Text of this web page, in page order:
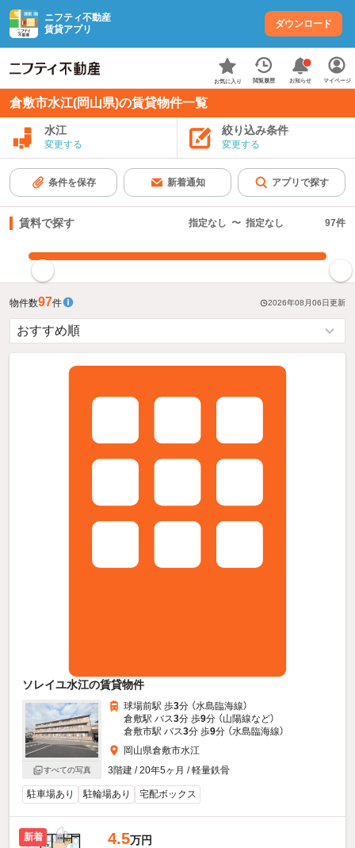
ニフティ不動産
賃貸アプリ
ダウンロード
お気に入り 閲覧履歴 お知らせ マイページ
倉敷市水江(岡山県)の賃貸物件一覧
水江
変更する
絞り込み条件
変更する
条件を保存 新着通知 アプリで探す
賃料で探す 指定なし 〜 指定なし 97件
物件数97件 2026年08月06日更新
ソレイユ水江の賃貸物件
すべての写真
球場前駅 歩3分 （水島臨海線）
倉敷駅 バス3分 歩9分 （山陽線など）
倉敷市駅 バス3分 歩9分 （水島臨海線）
岡山県倉敷市水江
3階建 / 20年5ヶ月 / 軽量鉄骨
駐車場あり 駐輪場あり 宅配ボックス
新着 4.5万円